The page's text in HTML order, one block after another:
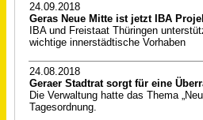
24.09.2018
Geras Neue Mitte ist jetzt IBA
IBA und Freistaat Thüringen
wichtige innerstädtische Vorhaben
24.08.2018
Geraer Stadtrat sorgt für eine
Die Verwaltung hatte das Thema
Tagesordnung.